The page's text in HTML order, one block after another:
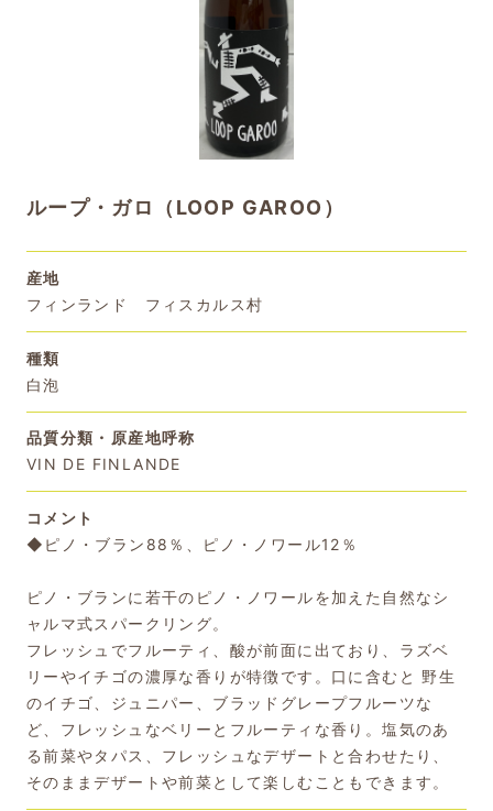
ループ・ガロ（LOOP GAROO）
産地
フィンランド フィスカルス村
種類
白泡
品質分類・原産地呼称
VIN DE FINLANDE
コメント
◆ピノ・ブラン88％、ピノ・ノワール12％
ピノ・ブランに若干のピノ・ノワールを加えた自然なシ
ャルマ式スパークリング。
フレッシュでフルーティ、酸が前面に出ており、ラズベ
リーやイチゴの濃厚な香りが特徴です。口に含むと 野生
のイチゴ、ジュニパー、ブラッドグレープフルーツな
ど、フレッシュなベリーとフルーティな香り。塩気のあ
る前菜やタパス、フレッシュなデザートと合わせたり、
そのままデザートや前菜として楽しむこともできます。